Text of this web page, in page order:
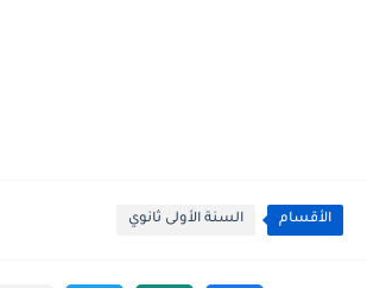
الأقسام السنة الأولى ثانوي